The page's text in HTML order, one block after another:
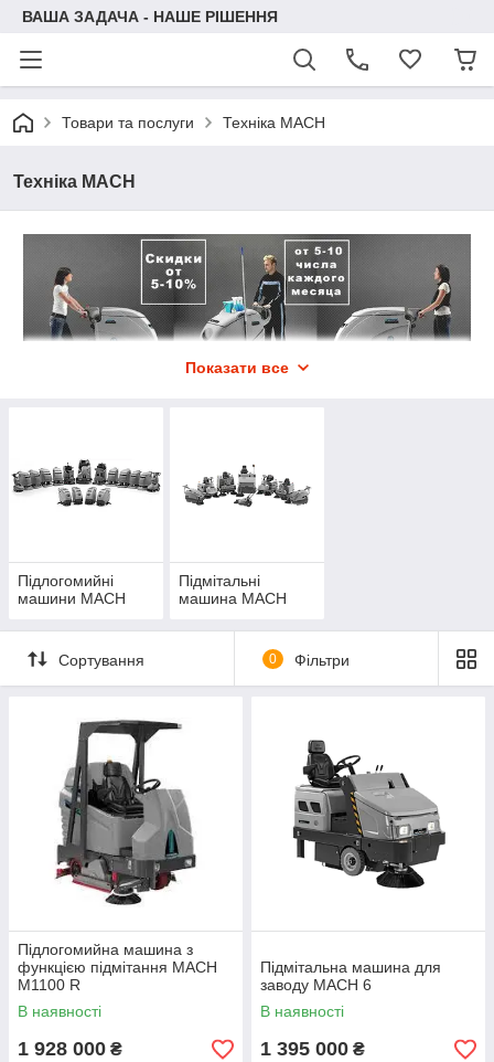
ВАША ЗАДАЧА - НАШЕ РІШЕННЯ
Товари та послуги Техніка MACH
Техніка MACH
1
Оформлення
3
2
Зворотній зв'язок з
4
«Відмінно, швидка зв'язок і доставка. Товар відповідає
заявленому опису».
Михайло Родомакин, 19.04.16
Показати все
Підлогомийні
машини MACH
Підмітальні
машина MACH
Сортування 0 Фільтри
Підлогомийна машина з
функцією підмітання MACH
M1100 R
В наявності
1 928 000 ₴
Підмітальна машина для
заводу MACH 6
В наявності
1 395 000 ₴